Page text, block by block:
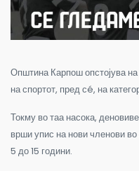
Општина Карпош опстојува
на спортот, пред сé, на
Токму во таа насока,
врши упис на нови членови
5 до 15 години.